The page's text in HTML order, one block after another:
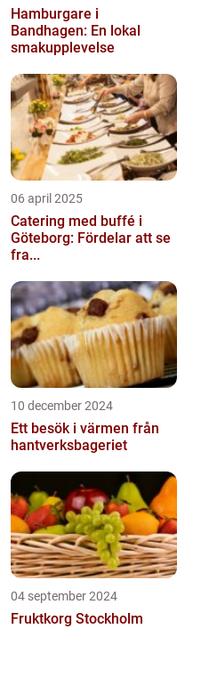
Hamburgare i
Bandhagen: En lokal
smakupplevelse
06 april 2025
Catering med buffé i
Göteborg: Fördelar att se
fra...
10 december 2024
Ett besök i värmen från
hantverksbageriet
04 september 2024
Fruktkorg Stockholm